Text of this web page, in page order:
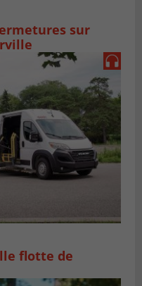
sur
flotte de